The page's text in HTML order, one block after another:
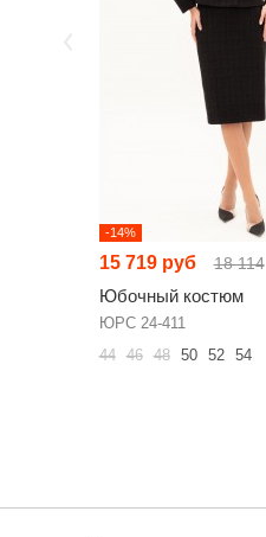
-14%
15 719 руб 18 114
Юбочный костюм
ЮРС 24-411
44 46 48 50 52 54